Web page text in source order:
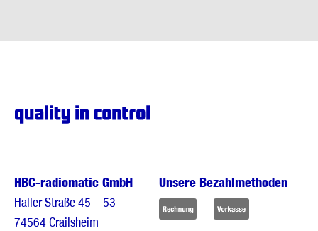
HBC-radiomatic GmbH
Haller Straße 45 – 53
74564 Crailsheim
Unsere Bezahlmethoden